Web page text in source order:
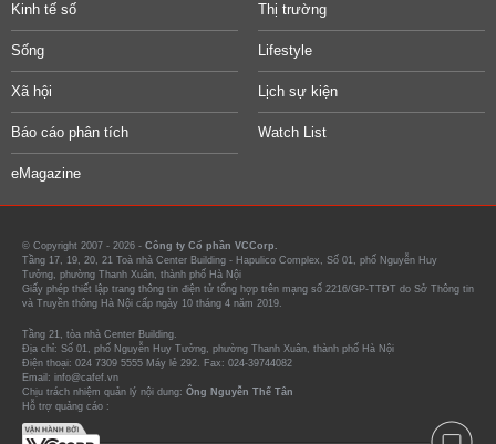
Kinh tế số Thị trường
Sống Lifestyle
Xã hội Lịch sự kiện
Báo cáo phân tích Watch List
eMagazine
© Copyright 2007 - 2026 - Công ty Cổ phần VCCorp.
Tầng 17, 19, 20, 21 Toà nhà Center Building - Hapulico Complex, Số 01, phố Nguyễn Huy
Tưởng, phường Thanh Xuân, thành phố Hà Nội
Giấy phép thiết lập trang thông tin điện tử tổng hợp trên mạng số 2216/GP-TTĐT do Sở Thông tin
và Truyền thông Hà Nội cấp ngày 10 tháng 4 năm 2019.
Tầng 21, tòa nhà Center Building.
Địa chỉ: Số 01, phố Nguyễn Huy Tưởng, phường Thanh Xuân, thành phố Hà Nội
Điện thoại: 024 7309 5555 Máy lẻ 292. Fax: 024-39744082
Email: info@cafef.vn
Chịu trách nhiệm quản lý nội dung: Ông Nguyễn Thế Tân
Hỗ trợ quảng cáo :